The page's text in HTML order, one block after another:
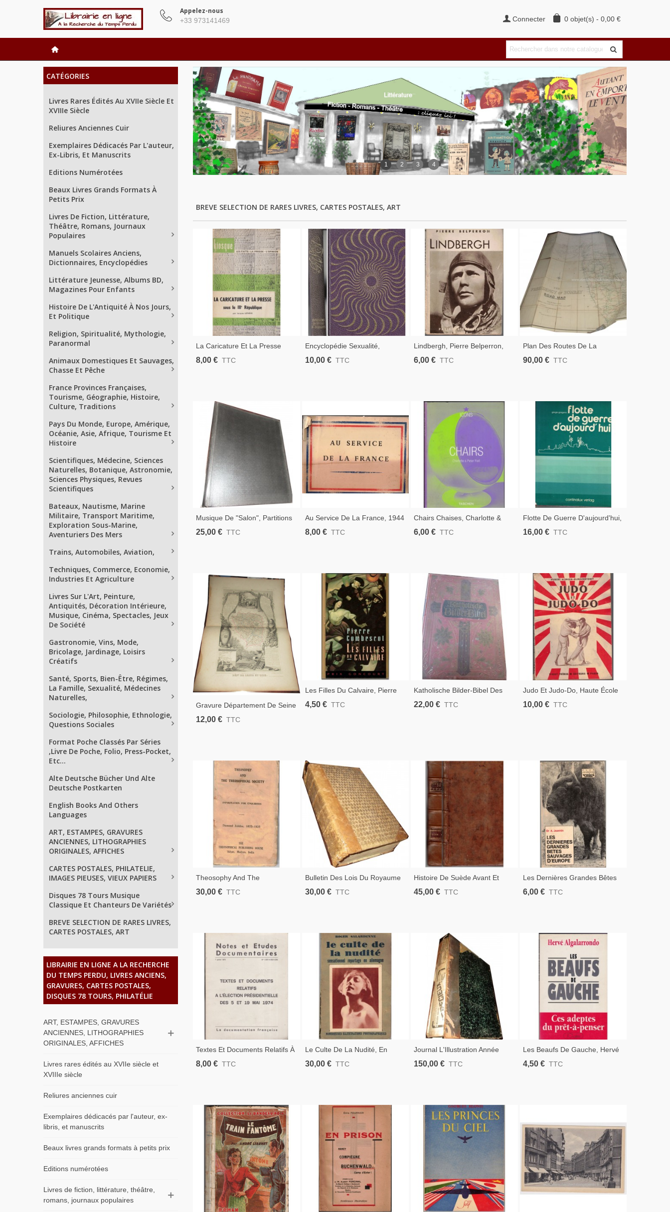
Appelez-nous
+33 973141469 Connecter 0 objet(s) - 0,00 €
CATÉGORIES
Livres Rares Édités Au XVIIe Siècle Et
XVIIIe Siècle
Reliures Anciennes Cuir
Exemplaires Dédicacés Par L'auteur,
Ex-Libris, Et Manuscrits
Editions Numérotées
Beaux Livres Grands Formats À
Petits Prix
Livres De Fiction, Littérature,
Théâtre, Romans, Journaux
Populaires
Manuels Scolaires Anciens,
Dictionnaires, Encyclopédies
Littérature Jeunesse, Albums BD,
Magazines Pour Enfants
Histoire De L'Antiquité À Nos Jours,
Et Politique
Religion, Spiritualité, Mythologie,
Paranormal
Animaux Domestiques Et Sauvages,
Chasse Et Pêche
France Provinces Françaises,
Tourisme, Géographie, Histoire,
Culture, Traditions
Pays Du Monde, Europe, Amérique,
Océanie, Asie, Afrique, Tourisme Et
Histoire
Scientifiques, Médecine, Sciences
Naturelles, Botanique, Astronomie,
Sciences Physiques, Revues
Scientifiques
Bateaux, Nautisme, Marine
Militaire, Transport Maritime,
Exploration Sous-Marine,
Aventuriers Des Mers
Trains, Automobiles, Aviation,
Techniques, Commerce, Economie,
Industries Et Agriculture
Livres Sur L'Art, Peinture,
Antiquités, Décoration Intérieure,
Musique, Cinéma, Spectacles, Jeux
De Société
Gastronomie, Vins, Mode,
Bricolage, Jardinage, Loisirs
Créatifs
Santé, Sports, Bien-Être, Régimes,
La Famille, Sexualité, Médecines
Naturelles,
Sociologie, Philosophie, Ethnologie,
Questions Sociales
Format Poche Classés Par Séries
,Livre De Poche, Folio, Press-Pocket,
Etc...
Alte Deutsche Bücher Und Alte
Deutsche Postkarten
English Books And Others
Languages
ART, ESTAMPES, GRAVURES
ANCIENNES, LITHOGRAPHIES
ORIGINALES, AFFICHES
CARTES POSTALES, PHILATELIE,
IMAGES PIEUSES, VIEUX PAPIERS
Disques 78 Tours Musique
Classique Et Chanteurs De Variétés
BREVE SELECTION DE RARES LIVRES,
CARTES POSTALES, ART
LIBRAIRIE EN LIGNE A LA RECHERCHE
DU TEMPS PERDU, LIVRES ANCIENS,
GRAVURES, CARTES POSTALES,
DISQUES 78 TOURS, PHILATÉLIE
ART, ESTAMPES, GRAVURES
ANCIENNES, LITHOGRAPHIES
ORIGINALES, AFFICHES
Livres rares édités au XVIIe siècle et
XVIIIe siècle
Reliures anciennes cuir
Exemplaires dédicacés par l'auteur, ex-
libris, et manuscrits
Beaux livres grands formats à petits prix
Editions numérotées
Livres de fiction, littérature, théâtre,
romans, journaux populaires
1 2 3 4
BREVE SELECTION DE RARES LIVRES, CARTES POSTALES, ART
La Caricature Et La Presse
Sous La IIIe République,
Jacques Lethève, 1961 - Satire
8,00 € TTC
Encyclopédie Sexualité,
Expressions, Inventions Et
Techniques, Tome 4, 1974 - Art,
10,00 € TTC
Lindbergh, Pierre Belperron,
1938 - Biographies Aviateurs,
Aviation
6,00 € TTC
Plan Des Routes De La
Présidence De Bombay En
1936, The Presidency Of
90,00 € TTC
Musique De "Salon", Partitions
De 1840 À 1920 - Partitions De
25,00 € TTC
Au Service De La France, 1944
- Forces Françaises Libres, 2e
8,00 € TTC
Chairs Chaises, Charlotte &
Peter Fiell, 2001 - Antiquités,
6,00 € TTC
Flotte De Guerre D'aujourd'hui,
Giorgio Giorgerini, - , Bateaux,
16,00 € TTC
Gravure Département De Seine
Et Oise 1844, Levasseur, - Atlas
12,00 € TTC
Les Filles Du Calvaire, Pierre
Combescot, 1992 - Tenancière
De Bistrot De Paris, Roman Prix
4,50 € TTC
Katholische Bilder-Bibel Des
Alten Und Neuen Testamentes,
1911, Franz Albert Reimeringer
22,00 € TTC
Judo Et Judo-Do, Haute École
De Combat, Hubert Klinger-
Klingerstorff, 1952-, Arts
10,00 € TTC
Theosophy And The
Theosophical Society, Diamond
30,00 € TTC
Bulletin Des Lois Du Royaume
De France 1822, T14 -
30,00 € TTC
Histoire De Suède Avant Et
Depuis La Fondation De
45,00 € TTC
Les Dernières Grandes Bêtes
Sauvages D'Europe, A.
6,00 € TTC
Textes Et Documents Relatifs À
L'élection Présidentielle Des 5
8,00 € TTC
Le Culte De La Nudité, En
Allemagne, Roger Salardenne,
30,00 € TTC
Journal L'Illustration Année
Complète 1911, Volume Relié -
150,00 € TTC
Les Beaufs De Gauche, Hervé
Algarrondo, 1994 - Pamphlet
4,50 € TTC